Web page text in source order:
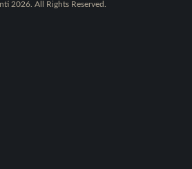
2026. All Rights Reserved.